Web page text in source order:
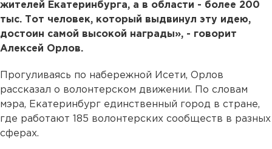
жителей Екатеринбурга, а в области - более 200
тыс. Тот человек, который выдвинул эту идею,
достоин самой высокой награды», - говорит
Алексей Орлов.
Прогуливаясь по набережной Исети, Орлов
рассказал о волонтерском движении. По словам
мэра, Екатеринбург единственный город в стране,
где работают 185 волонтерских сообществ в разных
сферах.